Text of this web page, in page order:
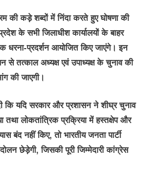
की कड़े शब्दों में निंदा करते हुए घोषणा की
के सभी जिलाधीश कार्यालयों के बाहर
धरना-प्रदर्शन आयोजित किए जाएंगे। इन
से तत्काल अध्यक्ष एवं उपाध्यक्ष के चुनाव की
की जाएगी।
कि यदि सरकार और प्रशासन ने शीघ्र चुनाव
तथा लोकतांत्रिक प्रक्रिया में हस्तक्षेप और
बंद नहीं किए, तो भारतीय जनता पार्टी
छेड़ेगी, जिसकी पूरी जिम्मेदारी कांग्रेस